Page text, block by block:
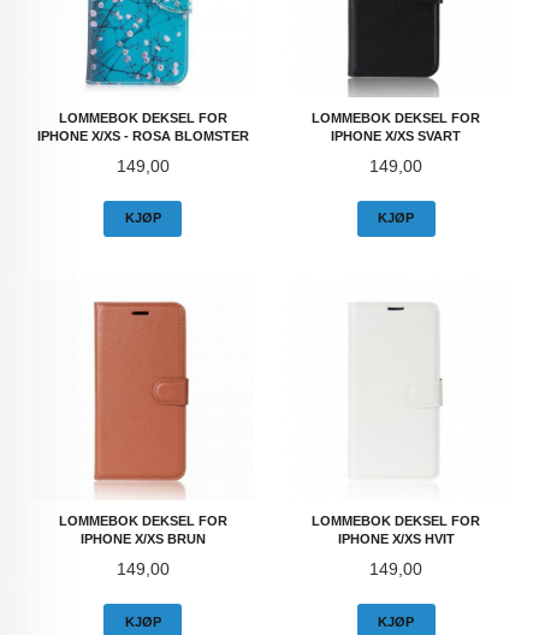
LOMMEBOK DEKSEL FOR
IPHONE X/XS - ROSA BLOMSTER
Pris
149,00
KJØP
LOMMEBOK DEKSEL FOR
IPHONE X/XS SVART
Pris
149,00
KJØP
LOMMEBOK DEKSEL FOR
IPHONE X/XS BRUN
Pris
149,00
KJØP
LOMMEBOK DEKSEL FOR
IPHONE X/XS HVIT
Pris
149,00
KJØP